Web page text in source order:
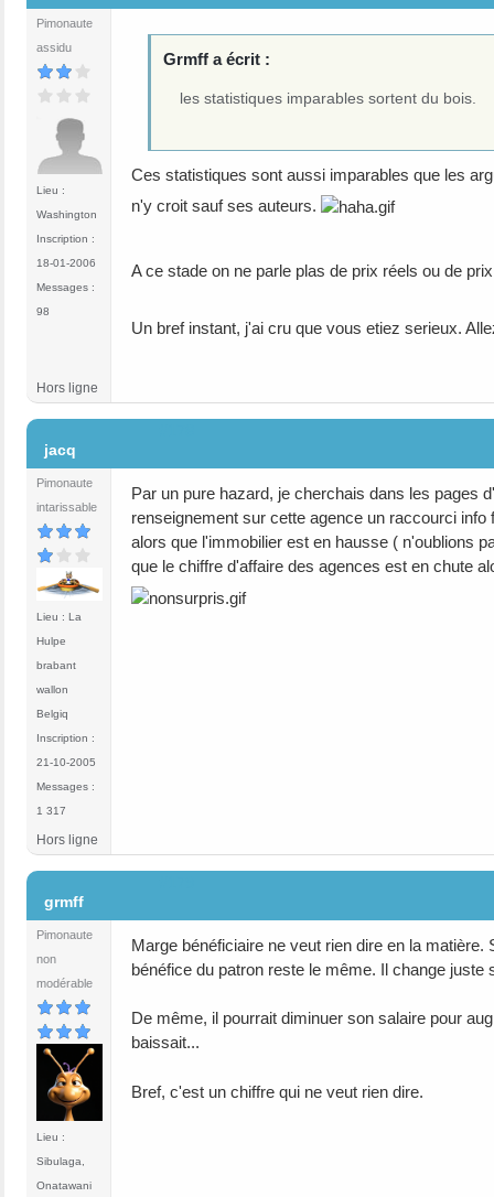
Pimonaute
assidu
Lieu :
Washington
Inscription :
18-01-2006
Messages :
98
Grmff a écrit :
les statistiques imparables sortent du bois.
Ces statistiques sont aussi imparables que les
n'y croit sauf ses auteurs.
A ce stade on ne parle plas de prix réels ou de
Un bref instant, j'ai cru que vous etiez serieux.
Hors ligne
jacq
Pimonaute
intarissable
Lieu : La
Hulpe
brabant
wallon
Belgiq
Inscription :
21-10-2005
Messages :
1 317
Par un pure hazard, je cherchais dans les pages
renseignement sur cette agence un raccourci
alors que l'immobilier est en hausse ( n'oublions
que le chiffre d'affaire des agences est en chute
Hors ligne
grmff
Pimonaute
non
modérable
Lieu :
Sibulaga,
Onatawani
Marge bénéficiaire ne veut rien dire en la
bénéfice du patron reste le même. Il change juste
De même, il pourrait diminuer son salaire pour
baissait...
Bref, c'est un chiffre qui ne veut rien dire.